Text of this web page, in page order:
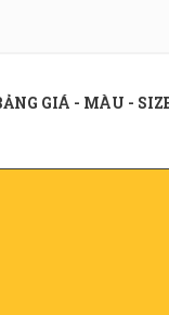
GIÁ - MÀU -